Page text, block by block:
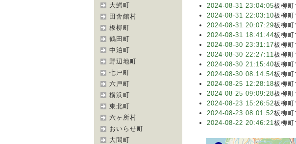
大鰐町
田舎館村
板柳町
鶴田町
中泊町
野辺地町
七戸町
六戸町
横浜町
東北町
六ヶ所村
おいらせ町
大間町
2024-08-31 23:04:05板柳町
2024-08-31 22:03:10板柳町
2024-08-31 20:07:29板柳町
2024-08-31 18:41:44板柳町
2024-08-30 23:31:17板柳町
2024-08-30 22:27:11板柳町
2024-08-30 21:15:40板柳町
2024-08-30 08:14:54板柳町
2024-08-25 12:28:18板柳町
2024-08-25 09:09:28板柳町
2024-08-23 15:26:52板柳町
2024-08-23 08:01:52板柳町
2024-08-22 20:46:21板柳町